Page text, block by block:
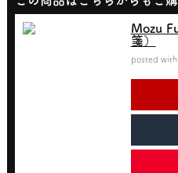
Mozu
箋）
posted with